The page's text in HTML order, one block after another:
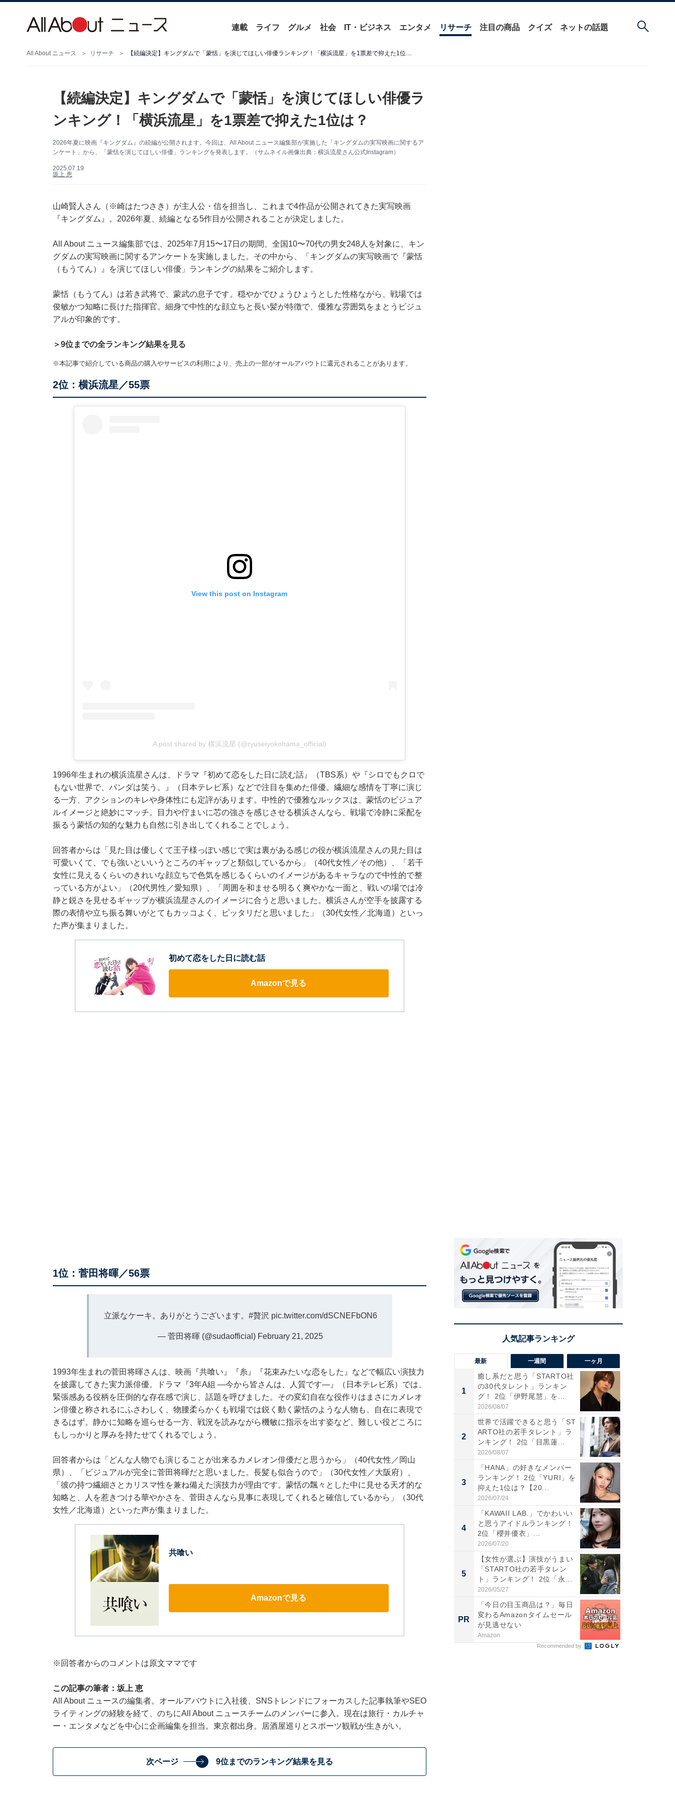
連載 ライフ グルメ 社会 IT・ビジネス エンタメ リサーチ 注目の商品 クイズ ネットの話題
All About ニュース リサーチ 【続編決定】キングダムで「蒙恬」を演じてほしい俳優ランキング！「横浜流星」を1票差で抑えた1位は？
【続編決定】キングダムで「蒙恬」を演じてほしい俳優ラ
ンキング！「横浜流星」を1票差で抑えた1位は？
2026年夏に映画『キングダム』の続編が公開されます。今回は、All About ニュース編集部が実施した「キングダムの実写映画に関するア
ンケート」から、「蒙恬を演じてほしい俳優」ランキングを発表します。（サムネイル画像出典：横浜流星さん公式Instagram）
2025.07.19
坂上 恵
山崎賢人さん（※崎はたつさき）が主人公・信を担当し、これまで4作品が公開されてきた実写映画
『キングダム』。2026年夏、続編となる5作目が公開されることが決定しました。
All About ニュース編集部では、2025年7月15〜17日の期間、全国10〜70代の男女248人を対象に、キン
グダムの実写映画に関するアンケートを実施しました。その中から、「キングダムの実写映画で『蒙恬
（もうてん）』を演じてほしい俳優」ランキングの結果をご紹介します。
蒙恬（もうてん）は若き武将で、蒙武の息子です。穏やかでひょうひょうとした性格ながら、戦場では
俊敏かつ知略に長けた指揮官。細身で中性的な顔立ちと長い髪が特徴で、優雅な雰囲気をまとうビジュ
アルが印象的です。
＞9位までの全ランキング結果を見る
※本記事で紹介している商品の購入やサービスの利用により、売上の一部がオールアバウトに還元されることがあります。
2位：横浜流星／55票
View this post on Instagram
A post shared by 横浜流星 (@ryuseiyokohama_official)
1996年生まれの横浜流星さんは、ドラマ『初めて恋をした日に読む話』（TBS系）や『シロでもクロで
もない世界で、パンダは笑う。』（日本テレビ系）などで注目を集めた俳優。繊細な感情を丁寧に演じ
る一方、アクションのキレや身体性にも定評があります。中性的で優雅なルックスは、蒙恬のビジュア
ルイメージと絶妙にマッチ。目力や佇まいに芯の強さを感じさせる横浜さんなら、戦場で冷静に采配を
振るう蒙恬の知的な魅力も自然に引き出してくれることでしょう。
回答者からは「見た目は優しくて王子様っぽい感じで実は裏がある感じの役が横浜流星さんの見た目は
可愛いくて、でも強いといいうところのギャップと類似しているから」（40代女性／その他）、「若干
女性に見えるくらいのきれいな顔立ちで色気を感じるくらいのイメージがあるキャラなので中性的で整
っている方がよい」（20代男性／愛知県）、「周囲を和ませる明るく爽やかな一面と、戦いの場では冷
静と鋭さを見せるギャップが横浜流星さんのイメージに合うと思いました。横浜さんが空手を披露する
際の表情や立ち振る舞いがとてもカッコよく、ピッタリだと思いました」（30代女性／北海道）といっ
た声が集まりました。
初めて恋をした日に読む話
Amazonで見る
1位：菅田将暉／56票
立派なケーキ。ありがとうございます。 #贅沢 pic.twitter.com/dSCNEFbON6
— 菅田将暉 (@sudaofficial) February 21, 2025
1993年生まれの菅田将暉さんは、映画『共喰い』『糸』『花束みたいな恋をした』などで幅広い演技力
を披露してきた実力派俳優。ドラマ『3年A組 ―今から皆さんは、人質です―』（日本テレビ系）では、
緊張感ある役柄を圧倒的な存在感で演じ、話題を呼びました。その変幻自在な役作りはまさにカメレオ
ン俳優と称されるにふさわしく、物腰柔らかくも戦場では鋭く動く蒙恬のような人物も、自在に表現で
きるはず。静かに知略を巡らせる一方、戦況を読みながら機敏に指示を出す姿など、難しい役どころに
もしっかりと厚みを持たせてくれるでしょう。
回答者からは「どんな人物でも演じることが出来るカメレオン俳優だと思うから」（40代女性／岡山
県）、「ビジュアルが完全に菅田将暉だと思いました。長髪も似合うので」（30代女性／大阪府）、
「彼の持つ繊細さとカリスマ性を兼ね備えた演技力が理由です。蒙恬の飄々とした中に見せる天才的な
知略と、人を惹きつける華やかさを、菅田さんなら見事に表現してくれると確信しているから」（30代
女性／北海道）といった声が集まりました。
共喰い
Amazonで見る
※回答者からのコメントは原文ママです
この記事の筆者：坂上 恵
All About ニュースの編集者。オールアバウトに入社後、SNSトレンドにフォーカスした記事執筆やSEO
ライティングの経験を経て、のちにAll About ニュースチームのメンバーに参入。現在は旅行・カルチャ
ー・エンタメなどを中心に企画編集を担当。東京都出身。居酒屋巡りとスポーツ観戦が生きがい。
次ページ 9位までのランキング結果を見る
最新 一週間 一ヶ月
1
癒し系だと思う「STARTO社
の30代タレント」ランキン
グ！ 2位「伊野尾慧」を...
2026/08/07
2
世界で活躍できると思う「ST
ARTO社の若手タレント」ラ
ンキング！ 2位「目黒蓮...
2026/08/07
3
「HANA」の好きなメンバー
ランキング！ 2位「YURI」を
抑えた1位は？【20...
2026/07/24
4
「KAWAII LAB.」でかわいい
と思うアイドルランキング！
2位「櫻井優衣」...
2026/07/20
5
【女性が選ぶ】演技がうまい
「STARTO社の若手タレン
ト」ランキング！ 2位「永...
2026/05/27
PR
「今日の目玉商品は？」毎日
変わるAmazonタイムセール
が見逃せない
Amazon
Recommended by